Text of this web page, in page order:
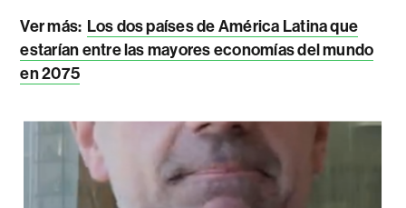
Ver más: Los dos países de América Latina que
estarían entre las mayores economías del mundo
en 2075